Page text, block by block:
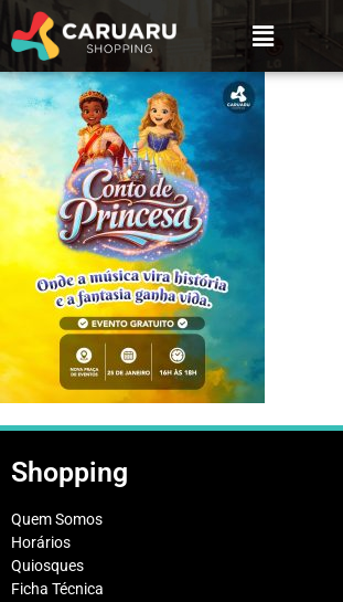
Shopping
Quem Somos
Horários
Quiosques
Ficha Técnica